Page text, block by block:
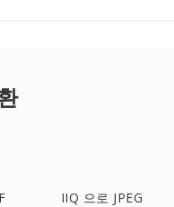
IIQ 으로 JPEG